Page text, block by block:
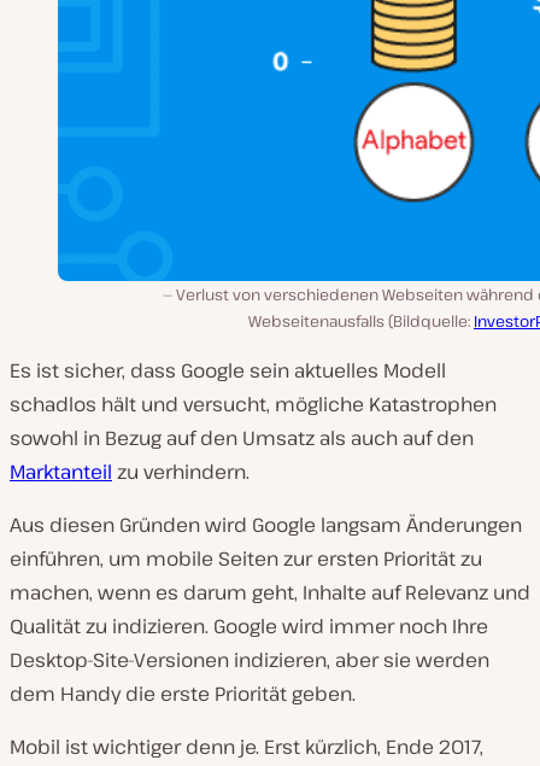
Verlust von verschiedenen Webseiten während
Webseitenausfalls (Bildquelle:
Es ist sicher, dass Google sein aktuelles Modell
schadlos hält und versucht, mögliche Katastrophen
sowohl in Bezug auf den Umsatz als auch auf den
Marktanteil zu verhindern.
Aus diesen Gründen wird Google langsam Änderungen
einführen, um mobile Seiten zur ersten Priorität zu
machen, wenn es darum geht, Inhalte auf Relevanz und
Qualität zu indizieren. Google wird immer noch Ihre
Desktop-Site-Versionen indizieren, aber sie werden
dem Handy die erste Priorität geben.
Mobil ist wichtiger denn je. Erst kürzlich, Ende 2017,